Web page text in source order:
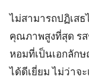
ไม่สามารถปฏิเสธ
คุณภาพสูงที่สุด ร
หอมที่เป็นเอกลัก
ได้ดีเยี่ยม ไม่ว่าจ